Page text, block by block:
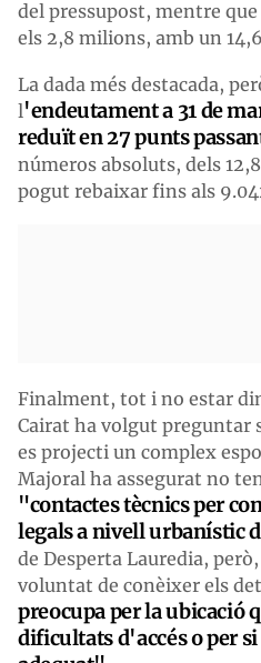
del pressupost, mentre
els 2,8 milions, amb un
La dada més destacada,
l'endeutament a 31 de
reduït en 27 punts
números absoluts, dels
pogut rebaixar fins als
Finalment, tot i no estar
Cairat ha volgut preguntar
es projecti un complex
Majoral ha assegurat no
"contactes tècnics per
legals a nivell urbanístic
de Desperta Lauredia,
voluntat de conèixer els
preocupa per la ubicació
dificultats d'accés o per